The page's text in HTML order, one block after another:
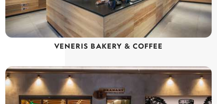
VENERIS BAKERY & COFFEE